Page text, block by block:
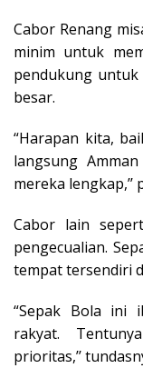
Cabor Renang
minim untuk
pendukung
besar.
“Harapan kita,
langsung
mereka lengkap,’’
Cabor lain
pengecualian.
tempat tersendiri
“Sepak Bola ini
rakyat.
prioritas,’’